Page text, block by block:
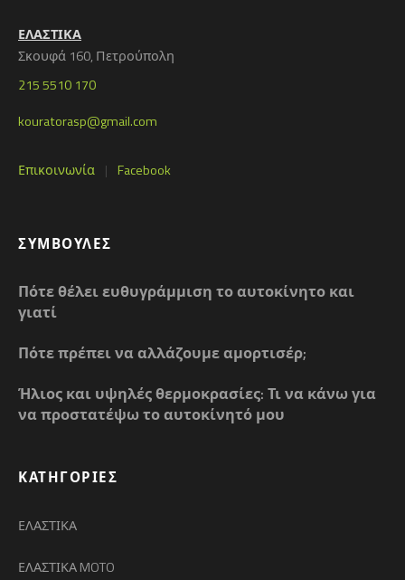
ΕΛΑΣΤΙΚΑ
Σκουφά 160, Πετρούπολη
215 5510 170
kouratorasp@gmail.com
Επικοινωνία | Facebook
ΣΥΜΒΟΥΛΈΣ
Πότε θέλει ευθυγράμμιση το αυτοκίνητο και
γιατί
Πότε πρέπει να αλλάζουμε αμορτισέρ;
Ήλιος και υψηλές θερμοκρασίες: Τι να κάνω για
να προστατέψω το αυτοκίνητό μου
ΚΑΤΗΓΟΡΊΕΣ
ΕΛΑΣΤΙΚΑ
ΕΛΑΣΤΙΚΑ MOTO